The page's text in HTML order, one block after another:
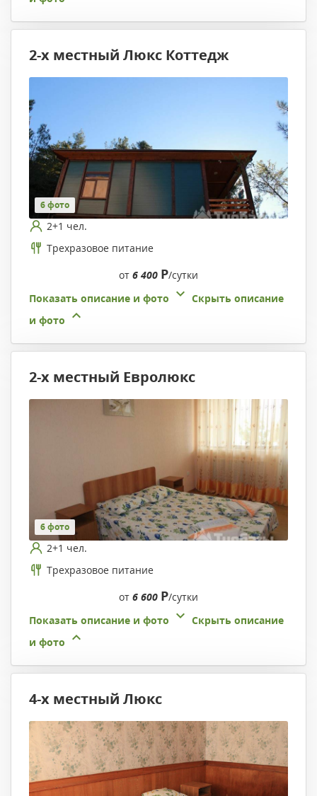
2-х местный Люкс Коттедж
6 фото
2+1 чел.
Трехразовое питание
от 6 400 Р/сутки
Показать описание и фото
Скрыть описание
и фото
2-х местный Евролюкс
6 фото
2+1 чел.
Трехразовое питание
от 6 600 Р/сутки
Показать описание и фото
Скрыть описание
и фото
4-х местный Люкс